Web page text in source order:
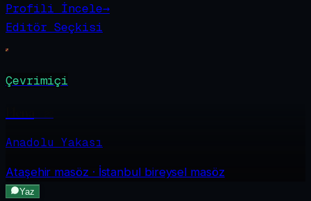
Profili İncele→
Editör Seçkisi
Çevrimiçi
Anadolu Yakası
Ataşehir masöz · İstanbul bireysel masöz
Yaz